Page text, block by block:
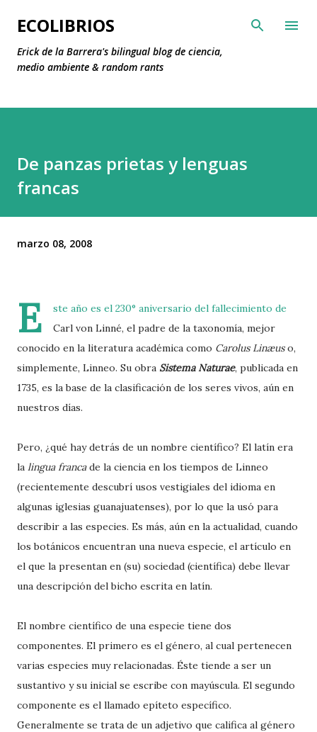
Ir al contenido principal
ECOLIBRIOS
Erick de la Barrera's bilingual blog de ciencia,
medio ambiente & random rants
De panzas prietas y lenguas
francas
marzo 08, 2008
E
ste año es el 230° aniversario del fallecimiento de
Carl von Linné, el padre de la taxonomía, mejor
conocido en la literatura académica como Carolus Linæuso,
simplemente, Linneo. Su obra Sistema Naturae, publicada en
1735, es la base de la clasificación de los seres vivos, aún en
nuestros días.
Pero, ¿qué hay detrás de un nombre científico? El latín era
la lingua francade la ciencia en los tiempos de Linneo
(recientemente descubrí usos vestigiales del idioma en
algunas iglesias guanajuatenses), por lo que la usó para
describir a las especies. Es más, aún en la actualidad, cuando
los botánicos encuentran una nueva especie, el artículo en
el que la presentan en (su) sociedad (científica) debe llevar
una descripción del bicho escrita en latín.
El nombre científico de una especie tiene dos
componentes. El primero es el género, al cual pertenecen
varias especies muy relacionadas. Éste tiende a ser un
sustantivo y su inicial se escribe con mayúscula. El segundo
componente es el llamado epíteto específico.
Generalmente se trata de un adjetivo que califica al género